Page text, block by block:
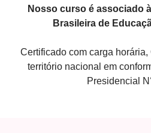
Nosso curso é associado
Brasileira de
Certificado com carga
território nacional em
Presidencial